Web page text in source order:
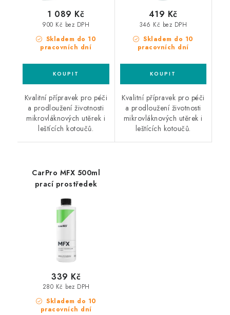
Skladem do 10
pracovních dní
900 Kč bez DPH
1 089 Kč
Kvalitní přípravek pro péči
a prodloužení životnosti
mikrovláknových utěrek i
leštících kotoučů.
Skladem do 10
pracovních dní
346 Kč bez DPH
419 Kč
Kvalitní přípravek pro péči
a prodloužení životnosti
mikrovláknových utěrek i
leštících kotoučů.
CarPro MFX 500ml
prací prostředek
Skladem do 10
pracovních dní
280 Kč bez DPH
339 Kč